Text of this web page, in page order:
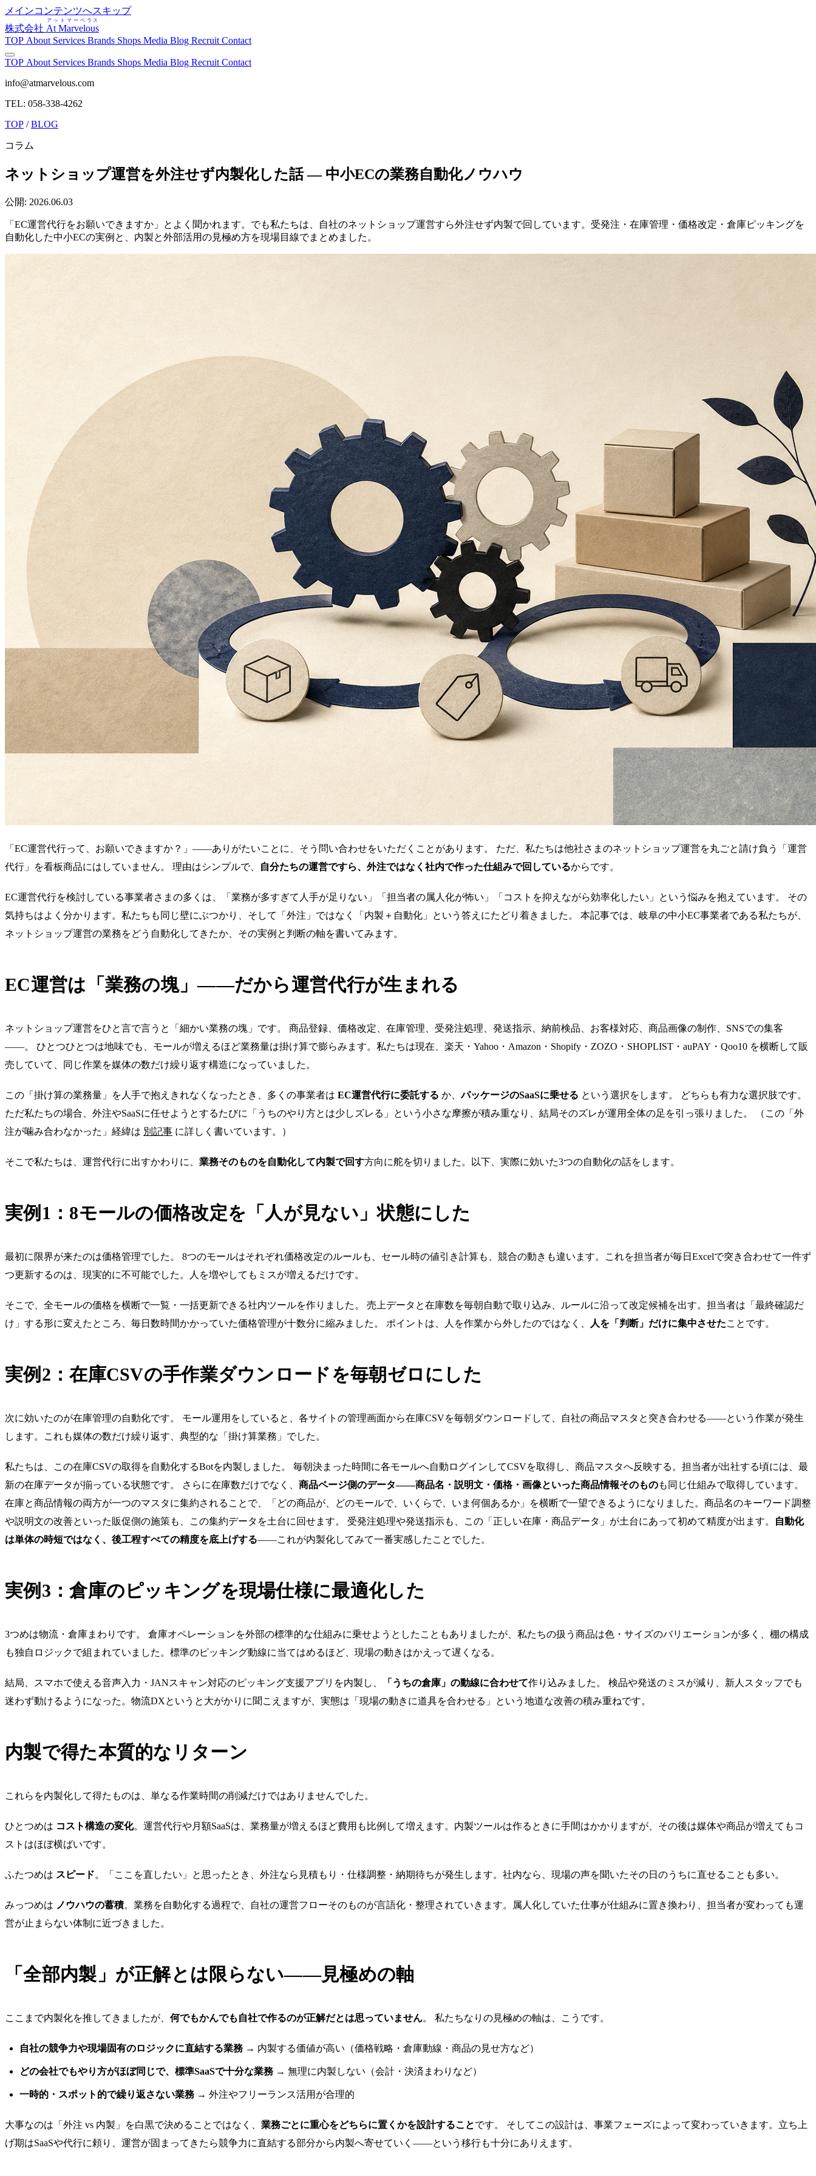
メインコンテンツへスキップ
株式会社 At Marvelous
アットマーベラス
TOP About Services Brands Shops Media Blog Recruit Contact
TOP About Services Brands Shops Media Blog Recruit Contact
info@atmarvelous.com
TEL: 058-338-4262
TOP / BLOG
コラム
ネットショップ運営を外注せず内製化した話 — 中小ECの業務自動化ノウハウ
公開: 2026.06.03
「EC運営代行をお願いできますか」とよく聞かれます。でも私たちは、自社のネットショップ運営すら外注せず内製で回しています。受発注・在庫管理・価格改定・倉庫ピッキングを
自動化した中小ECの実例と、内製と外部活用の見極め方を現場目線でまとめました。
「EC運営代行って、お願いできますか？」——ありがたいことに、そう問い合わせをいただくことがあります。 ただ、私たちは他社さまのネットショップ運営を丸ごと請け負う「運営
代行」を看板商品にはしていません。 理由はシンプルで、
自分たちの運営ですら、外注ではなく社内で作った仕組みで回しているからです。
EC運営代行を検討している事業者さまの多くは、「業務が多すぎて人手が足りない」「担当者の属人化が怖い」「コストを抑えながら効率化したい」という悩みを抱えています。 その
気持ちはよく分かります。私たちも同じ壁にぶつかり、そして「外注」ではなく「内製＋自動化」という答えにたどり着きました。 本記事では、岐阜の中小EC事業者である私たちが、
ネットショップ運営の業務をどう自動化してきたか、その実例と判断の軸を書いてみます。
EC運営は「業務の塊」——だから運営代行が生まれる
ネットショップ運営をひと言で言うと「細かい業務の塊」です。 商品登録、価格改定、在庫管理、受発注処理、発送指示、納前検品、お客様対応、商品画像の制作、SNSでの集客
——。 ひとつひとつは地味でも、モールが増えるほど業務量は掛け算で膨らみます。私たちは現在、楽天・Yahoo・Amazon・Shopify・ZOZO・SHOPLIST・auPAY・Qoo10 を横断して販
売していて、同じ作業を媒体の数だけ繰り返す構造になっていました。
この「掛け算の業務量」を人手で抱えきれなくなったとき、多くの事業者は EC運営代行に委託する か、パッケージのSaaSに乗せる という選択をします。 どちらも有力な選択肢です。
ただ私たちの場合、外注やSaaSに任せようとするたびに「うちのやり方とは少しズレる」という小さな摩擦が積み重なり、結局そのズレが運用全体の足を引っ張りました。 （この「外
注が噛み合わなかった」経緯は 別記事 に詳しく書いています。）
そこで私たちは、運営代行に出すかわりに、 業務そのものを自動化して内製で回す方向に舵を切りました。以下、実際に効いた3つの自動化の話をします。
実例1：8モールの価格改定を「人が見ない」状態にした
最初に限界が来たのは価格管理でした。 8つのモールはそれぞれ価格改定のルールも、セール時の値引き計算も、競合の動きも違います。これを担当者が毎日Excelで突き合わせて一件ず
つ更新するのは、現実的に不可能でした。人を増やしてもミスが増えるだけです。
そこで、全モールの価格を横断で一覧・一括更新できる社内ツールを作りました。 売上データと在庫数を毎朝自動で取り込み、ルールに沿って改定候補を出す。担当者は「最終確認だ
け」する形に変えたところ、毎日数時間かかっていた価格管理が十数分に縮みました。 ポイントは、人を作業から外したのではなく、
人を「判断」だけに集中させたことです。
実例2：在庫CSVの手作業ダウンロードを毎朝ゼロにした
次に効いたのが在庫管理の自動化です。 モール運用をしていると、各サイトの管理画面から在庫CSVを毎朝ダウンロードして、自社の商品マスタと突き合わせる——という作業が発生
します。これも媒体の数だけ繰り返す、典型的な「掛け算業務」でした。
私たちは、この在庫CSVの取得を自動化するBotを内製しました。 毎朝決まった時間に各モールへ自動ログインしてCSVを取得し、商品マスタへ反映する。担当者が出社する頃には、最
新の在庫データが揃っている状態です。 さらに在庫数だけでなく、 商品ページ側のデータ——商品名・説明文・価格・画像といった商品情報そのものも同じ仕組みで取得しています。
在庫と商品情報の両方が一つのマスタに集約されることで、「どの商品が、どのモールで、いくらで、いま何個あるか」を横断で一望できるようになりました。商品名のキーワード調整
や説明文の改善といった販促側の施策も、この集約データを土台に回せます。 受発注処理や発送指示も、この「正しい在庫・商品データ」が土台にあって初めて精度が出ます。
自動化
は単体の時短ではなく、後工程すべての精度を底上げする——これが内製化してみて一番実感したことでした。
実例3：倉庫のピッキングを現場仕様に最適化した
3つめは物流・倉庫まわりです。 倉庫オペレーションを外部の標準的な仕組みに乗せようとしたこともありましたが、私たちの扱う商品は色・サイズのバリエーションが多く、棚の構成
も独自ロジックで組まれていました。標準のピッキング動線に当てはめるほど、現場の動きはかえって遅くなる。
結局、スマホで使える音声入力・JANスキャン対応のピッキング支援アプリを内製し、 「うちの倉庫」の動線に合わせて作り込みました。 検品や発送のミスが減り、新人スタッフでも
迷わず動けるようになった。物流DXというと大がかりに聞こえますが、実態は「現場の動きに道具を合わせる」という地道な改善の積み重ねです。
内製で得た本質的なリターン
これらを内製化して得たものは、単なる作業時間の削減だけではありませんでした。
ひとつめは コスト構造の変化。運営代行や月額SaaSは、業務量が増えるほど費用も比例して増えます。内製ツールは作るときに手間はかかりますが、その後は媒体や商品が増えてもコ
ストはほぼ横ばいです。
ふたつめは スピード。「ここを直したい」と思ったとき、外注なら見積もり・仕様調整・納期待ちが発生します。社内なら、現場の声を聞いたその日のうちに直せることも多い。
みっつめは ノウハウの蓄積。業務を自動化する過程で、自社の運営フローそのものが言語化・整理されていきます。属人化していた仕事が仕組みに置き換わり、担当者が変わっても運
営が止まらない体制に近づきました。
「全部内製」が正解とは限らない——見極めの軸
ここまで内製化を推してきましたが、 何でもかんでも自社で作るのが正解だとは思っていません。 私たちなりの見極めの軸は、こうです。
自社の競争力や現場固有のロジックに直結する業務 → 内製する価値が高い（価格戦略・倉庫動線・商品の見せ方など）
どの会社でもやり方がほぼ同じで、標準SaaSで十分な業務 → 無理に内製しない（会計・決済まわりなど）
一時的・スポット的で繰り返さない業務 → 外注やフリーランス活用が合理的
大事なのは「外注 vs 内製」を白黒で決めることではなく、 業務ごとに重心をどちらに置くかを設計することです。 そしてこの設計は、事業フェーズによって変わっていきます。立ち上
げ期はSaaSや代行に頼り、運営が固まってきたら競争力に直結する部分から内製へ寄せていく——という移行も十分にありえます。